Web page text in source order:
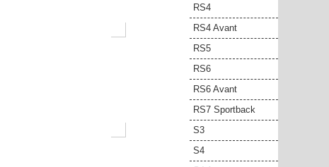
RS4
RS4 Avant
RS5
RS6
RS6 Avant
RS7 Sportback
S3
S4